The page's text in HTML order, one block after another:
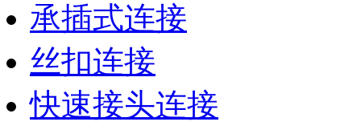
承插式连接
丝扣连接
快速接头连接